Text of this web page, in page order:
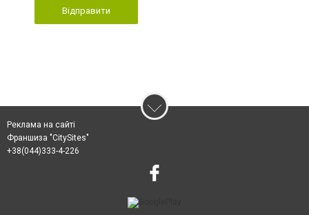
Відправити
Реклама на сайті
Франшиза "CitySites"
+38(044)333-4-226